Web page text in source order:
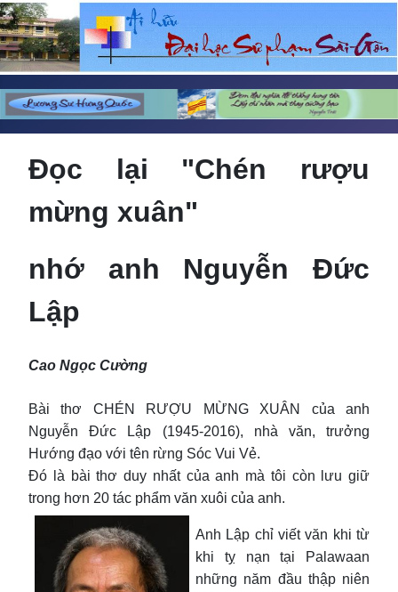
Đọc lại "Chén rượu
mừng xuân"
nhớ anh Nguyễn Đức
Lập
Cao Ngọc Cường
Bài thơ CHÉN RƯỢU MỪNG XUÂN của anh
Nguyễn Đức Lập (1945-2016), nhà văn, trưởng
Hướng đạo với tên rừng Sóc Vui Vẻ.
Đó là bài thơ duy nhất của anh mà tôi còn lưu giữ
trong hơn 20 tác phẩm văn xuôi của anh.
Anh Lập chỉ viết văn khi từ
khi tỵ nạn tại Palawaan
những năm đầu thập niên